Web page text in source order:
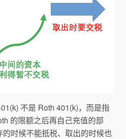
不是 Roth 401(k)，而是指
的限额之后再自己充值的部
的时候不能抵税、取出的时候也